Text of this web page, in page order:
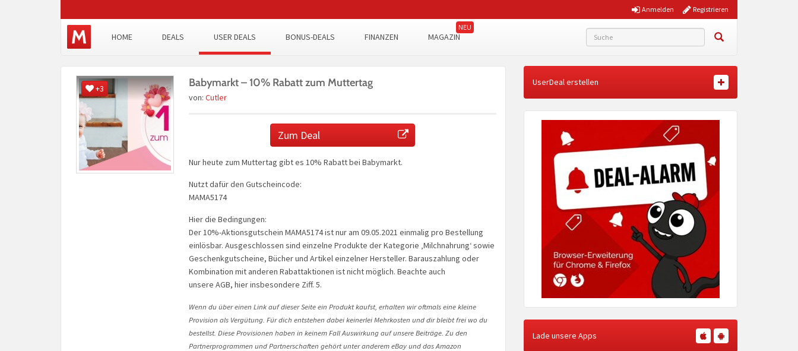
Registrieren
Anmelden
HOME DEALS USER DEALS BONUS-DEALS FINANZEN MAGAZIN
+3 Babymarkt – 10% Rabatt zum Muttertag
von: Cutler
Zum Deal
Nur heute zum Muttertag gibt es 10% Rabatt bei Babymarkt.
Nutzt dafür den Gutscheincode:
MAMA5174
Hier die Bedingungen:
Der 10%-Aktionsgutschein MAMA5174 ist nur am 09.05.2021 einmalig pro Bestellung
einlösbar. Ausgeschlossen sind einzelne Produkte der Kategorie ‚Milchnahrung‘ sowie
Geschenkgutscheine, Bücher und Artikel einzelner Hersteller. Barauszahlung oder
Kombination mit anderen Rabattaktionen ist nicht möglich. Beachte auch
unsere AGB, hier insbesondere Ziff. 5.
Wenn du über einen Link auf dieser Seite ein Produkt kaufst, erhalten wir oftmals eine kleine
Provision als Vergütung. Für dich entstehen dabei keinerlei Mehrkosten und dir bleibt frei wo du
bestellst. Diese Provisionen haben in keinem Fall Auswirkung auf unsere Beiträge. Zu den
Partnerprogrammen und Partnerschaften gehört unter anderem eBay und das Amazon
UserDeal erstellen
Lade unsere Apps